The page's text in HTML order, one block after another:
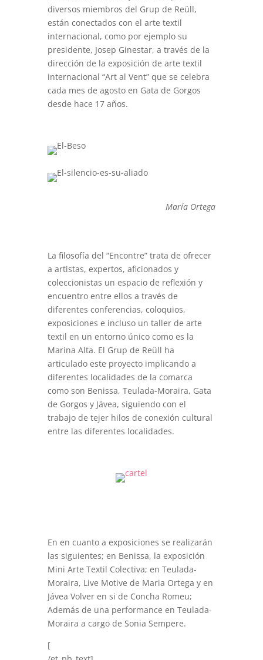
diversos miembros del Grup de Reüll,
están conectados con el arte textil
internacional, como por ejemplo su
presidente, Josep Ginestar, a través de la
dirección de la exposición de arte textil
internacional “Art al Vent” que se celebra
cada mes de agosto en Gata de Gorgos
desde hace 17 años.
María Ortega
La filosofía del “Encontre” trata de ofrecer
a artistas, expertos, aficionados y
coleccionistas un espacio de reflexión y
encuentro entre ellos a través de
diferentes conferencias, coloquios,
exposiciones e incluso un taller de arte
textil en un entorno único como es la
Marina Alta. El Grup de Reüll ha
articulado este proyecto implicando a
diferentes localidades de la comarca
como son Benissa, Teulada-Moraira, Gata
de Gorgos y Jávea, siguiendo con el
trabajo de tejer hilos de conexión cultural
entre las diferentes localidades.
En en cuanto a exposiciones se realizarán
las siguientes; en Benissa, la exposición
Mini Arte Textil Colectiva; en Teulada-
Moraira, Live Motive de Maria Ortega y en
Jávea Volver en si de Concha Romeu;
Además de una performance en Teulada-
Moraira a cargo de Sonia Sempere.
[